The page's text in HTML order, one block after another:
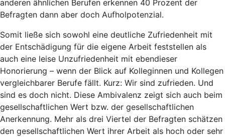
anderen ähnlichen Berufen erkennen 40 Prozent der
Befragten dann aber doch Aufholpotenzial.
Somit ließe sich sowohl eine deutliche Zufriedenheit mit
der Entschädigung für die eigene Arbeit feststellen als
auch eine leise Unzufriedenheit mit ebendieser
Honorierung – wenn der Blick auf Kolleginnen und Kollegen
vergleichbarer Berufe fällt. Kurz: Wir sind zufrieden. Und
sind es doch nicht. Diese Ambivalenz zeigt sich auch beim
gesellschaftlichen Wert bzw. der gesellschaftlichen
Anerkennung. Mehr als drei Viertel der Befragten schätzen
den gesellschaftlichen Wert ihrer Arbeit als hoch oder sehr